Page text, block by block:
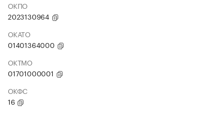
ОКПО
2023130964
ОКАТО
01401364000
ОКТМО
01701000001
ОКФС
16